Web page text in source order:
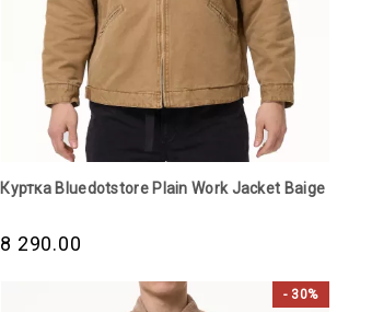
Куртка Bluedotstore Plain Work Jacket Baige
8 290.00
- 30%